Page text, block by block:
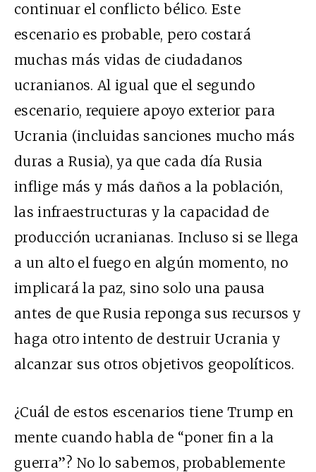
continuar el conflicto bélico. Este
escenario es probable, pero costará
muchas más vidas de ciudadanos
ucranianos. Al igual que el segundo
escenario, requiere apoyo exterior para
Ucrania (incluidas sanciones mucho más
duras a Rusia), ya que cada día Rusia
inflige más y más daños a la población,
las infraestructuras y la capacidad de
producción ucranianas. Incluso si se llega
a un alto el fuego en algún momento, no
implicará la paz, sino solo una pausa
antes de que Rusia reponga sus recursos y
haga otro intento de destruir Ucrania y
alcanzar sus otros objetivos geopolíticos.
¿Cuál de estos escenarios tiene Trump en
mente cuando habla de “poner fin a la
guerra”? No lo sabemos, probablemente